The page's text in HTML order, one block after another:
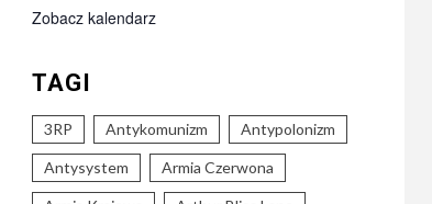
Zobacz kalendarz
TAGI
3RP Antykomunizm Antypolonizm
Antysystem Armia Czerwona